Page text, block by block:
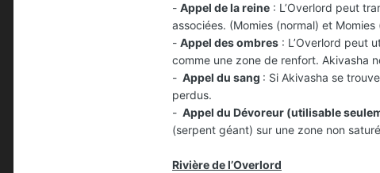
- Appel de la reine : L’Overlord peut
associées. (Momies (normal) et
- Appel des ombres : L’Overlord peut
comme une zone de renfort. Akivasha
- Appel du sang : Si Akivasha se
perdus.
- Appel du Dévoreur (utilisable
(serpent géant) sur une zone non
Rivière de l’Overlord